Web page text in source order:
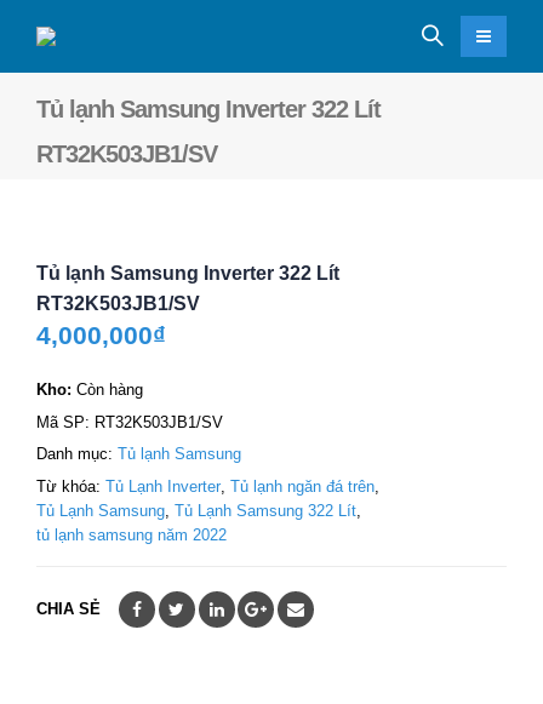
Tủ lạnh Samsung Inverter 322 Lít
RT32K503JB1/SV
Tủ lạnh Samsung Inverter 322 Lít
RT32K503JB1/SV
4,000,000₫
Kho: Còn hàng
Mã SP: RT32K503JB1/SV
Danh mục: Tủ lạnh Samsung
Từ khóa: Tủ Lạnh Inverter Tủ lạnh ngăn đá trên
Tủ Lạnh Samsung Tủ Lạnh Samsung 322 Lít
tủ lạnh samsung năm 2022
CHIA SẺ